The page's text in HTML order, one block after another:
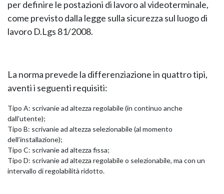
TWIST –
per definire le postazioni di lavoro al videoterminale,
come previsto dalla legge sulla sicurezza sul luogo di
lavoro D.Lgs 81/2008.
La norma prevede la differenziazione in quattro tipi,
aventi i seguenti requisiti:
Tipo A: scrivanie ad altezza regolabile (in continuo anche
dall’utente);
Tipo B: scrivanie ad altezza selezionabile (al momento
dell’installazione);
Tipo C: scrivanie ad altezza fissa;
Tipo D: scrivanie ad altezza regolabile o selezionabile, ma con un
intervallo di regolabilità ridotto.